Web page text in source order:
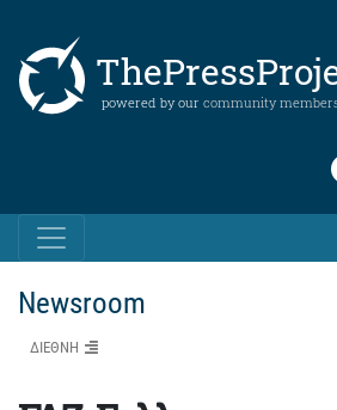
powered by our community
Newsroom
ΔΙΕΘΝΗ